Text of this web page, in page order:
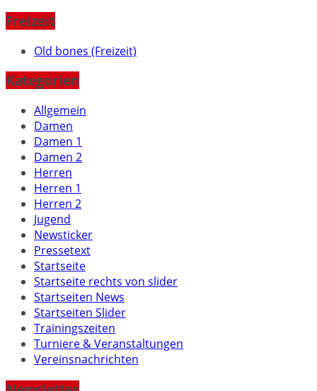
Freizeit
Old bones (Freizeit)
Kategorien
Allgemein
Damen
Damen 1
Damen 2
Herren
Herren 1
Herren 2
Jugend
Newsticker
Pressetext
Startseite
Startseite rechts von slider
Startseiten News
Startseiten Slider
Trainingszeiten
Turniere & Veranstaltungen
Vereinsnachrichten